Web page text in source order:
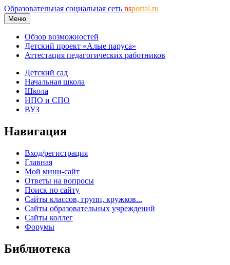
Образовательная социальная сеть nsportal.ru
Меню
Обзор возможностей
Детский проект «Алые паруса»
Аттестация педагогических работников
Детский сад
Начальная школа
Школа
НПО и СПО
ВУЗ
Навигация
Вход/регистрация
Главная
Мой мини-сайт
Ответы на вопросы
Поиск по сайту
Сайты классов, групп, кружков...
Сайты образовательных учреждений
Сайты коллег
Форумы
Библиотека